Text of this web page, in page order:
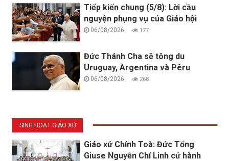
Tiếp kiến chung (5/8): Lời cầu
nguyện phụng vụ của Giáo hội
06/08/2026 177
Đức Thánh Cha sẽ tông du
Uruguay, Argentina và Pêru
06/08/2026 268
SINH HOẠT GIÁO XỨ
Giáo xứ Chính Toà: Đức Tổng
Giuse Nguyễn Chí Linh cử hành